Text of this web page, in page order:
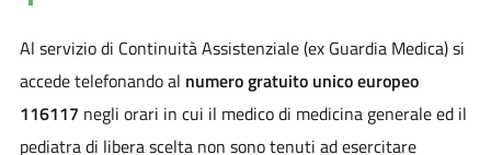
Al servizio di Continuità Assistenziale (ex Guardia Medica) si
accede telefonando al numero gratuito unico europeo
116117 negli orari in cui il medico di medicina generale ed il
pediatra di libera scelta non sono tenuti ad esercitare